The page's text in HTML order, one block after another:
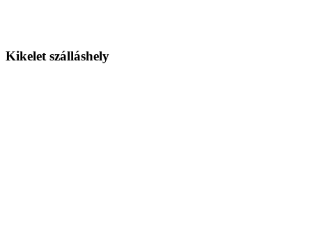
Kikelet szálláshely